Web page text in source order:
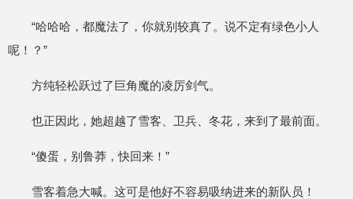
“哈哈哈，都魔法了，你就别较真了。说不定有绿色小人
呢！？”
方纯轻松跃过了巨角魔的凌厉剑气。
也正因此，她超越了雪客、卫兵、冬花，来到了最前面。
“傻蛋，别鲁莽，快回来！”
雪客着急大喊。这可是他好不容易吸纳进来的新队员！